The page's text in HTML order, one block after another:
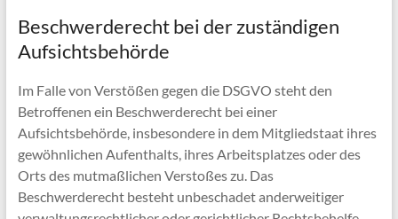
Beschwerderecht bei der zuständigen
Aufsichtsbehörde
Im Falle von Verstößen gegen die DSGVO steht den
Betroffenen ein Beschwerderecht bei einer
Aufsichtsbehörde, insbesondere in dem Mitgliedstaat ihres
gewöhnlichen Aufenthalts, ihres Arbeitsplatzes oder des
Orts des mutmaßlichen Verstoßes zu. Das
Beschwerderecht besteht unbeschadet anderweitiger